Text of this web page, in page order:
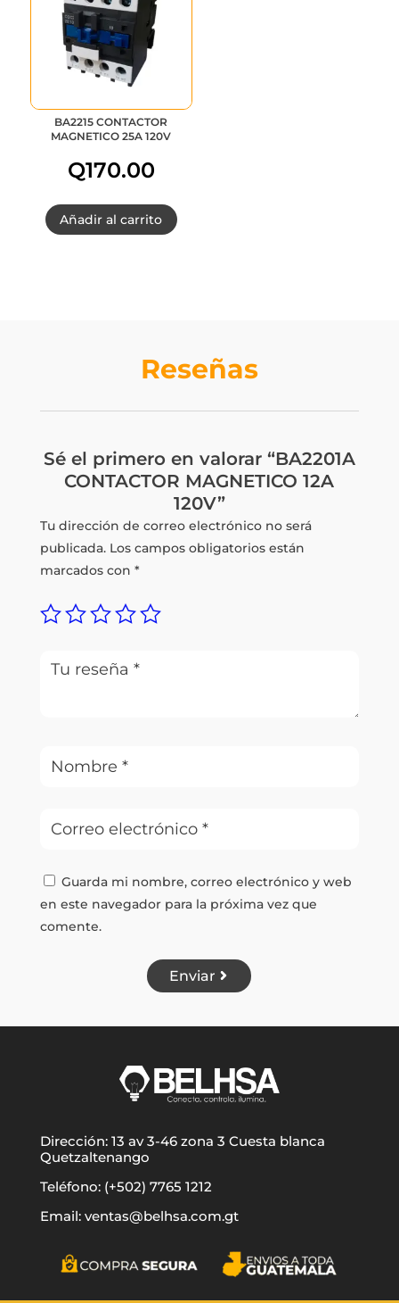
BA2215 CONTACTOR
MAGNETICO 25A 120V
Q170.00
Añadir al carrito
Reseñas
Sé el primero en valorar “BA2201A
CONTACTOR MAGNETICO 12A
120V”
Tu dirección de correo electrónico no será
publicada. Los campos obligatorios están
marcados con *
Guarda mi nombre, correo electrónico y web
en este navegador para la próxima vez que
comente.
Enviar
Dirección: 13 av 3-46 zona 3 Cuesta blanca
Quetzaltenango
Teléfono: (+502) 7765 1212
Email: ventas@belhsa.com.gt